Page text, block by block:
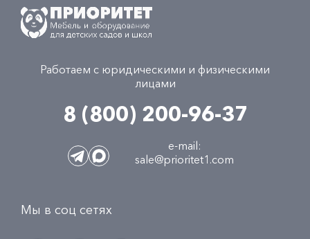
Работаем с юридическими и физическими
лицами
8 (800) 200-96-37
e-mail:
sale@prioritet1.com
Мы в соц сетях